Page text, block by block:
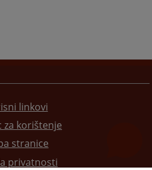
linkovi
za korištenje
stranice
privatnosti